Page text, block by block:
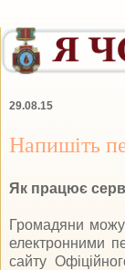
29.08.15
Напишіть
Як працює
Громадяни
електронними
сайту